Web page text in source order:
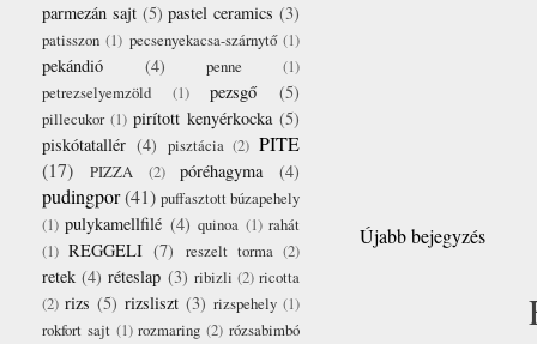
Újabb bejegyzés
parmezán sajt (5) pastel ceramics (3)
patisszon (1) pecsenyekacsa-szárnytő (1)
pekándió (4) penne
(1)
petrezselyemzöld
(1) pezsgő (5)
pillecukor (1) pirított kenyérkocka (5)
piskótatallér (4) pisztácia (2) PITE
(17)
PIZZA (2) póréhagyma (4)
pudingpor(41) puffasztott búzapehely
(1) pulykamellfilé (4) quinoa (1) rahát
(1) REGGELI (7) reszelt torma (2)
retek (4) réteslap (3) ribizli (2) ricotta
(2) rizs (5) rizsliszt (3) rizspehely (1)
rokfort sajt (1) rozmaring (2) rózsabimbó